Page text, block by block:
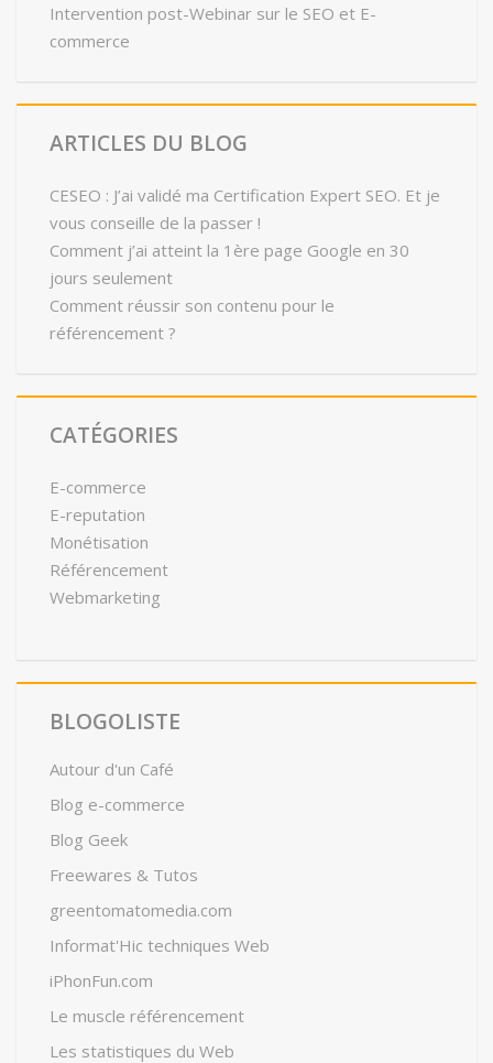
Intervention post-Webinar sur le SEO et E-
commerce
ARTICLES DU BLOG
CESEO : J’ai validé ma Certification Expert SEO. Et je
vous conseille de la passer !
Comment j’ai atteint la 1ère page Google en 30
jours seulement
Comment réussir son contenu pour le
référencement ?
CATÉGORIES
E-commerce
E-reputation
Monétisation
Référencement
Webmarketing
BLOGOLISTE
Autour d'un Café
Blog e-commerce
Blog Geek
Freewares & Tutos
greentomatomedia.com
Informat'Hic techniques Web
iPhonFun.com
Le muscle référencement
Les statistiques du Web